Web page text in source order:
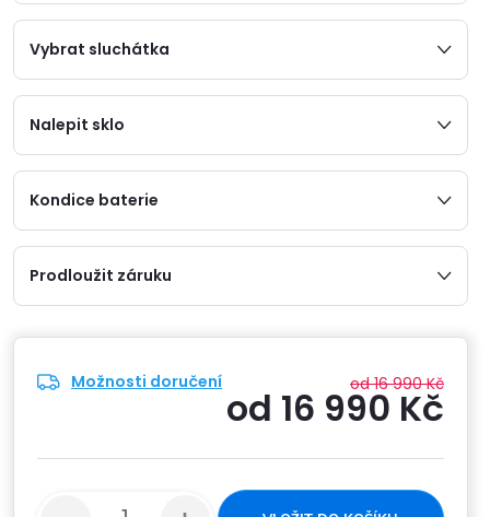
Vybrat sluchátka
Nalepit sklo
Kondice baterie
Prodloužit záruku
Možnosti doručení od 16 990 Kč
od 16 990 Kč